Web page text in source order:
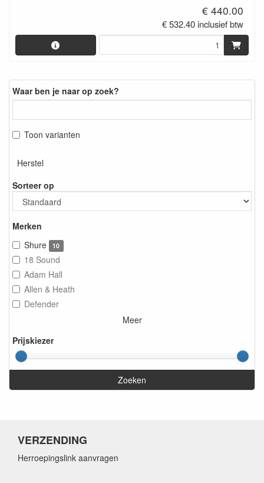
Waar ben je naar op zoek?
Toon varianten
Herstel
Sorteer op
Merken
Shure
10
18 Sound
Adam Hall
Allen & Heath
Defender
Meer
Prijskiezer
Zoeken
€ 440.00
€ 532.40 inclusief btw
VERZENDING
Herroepingslink aanvragen